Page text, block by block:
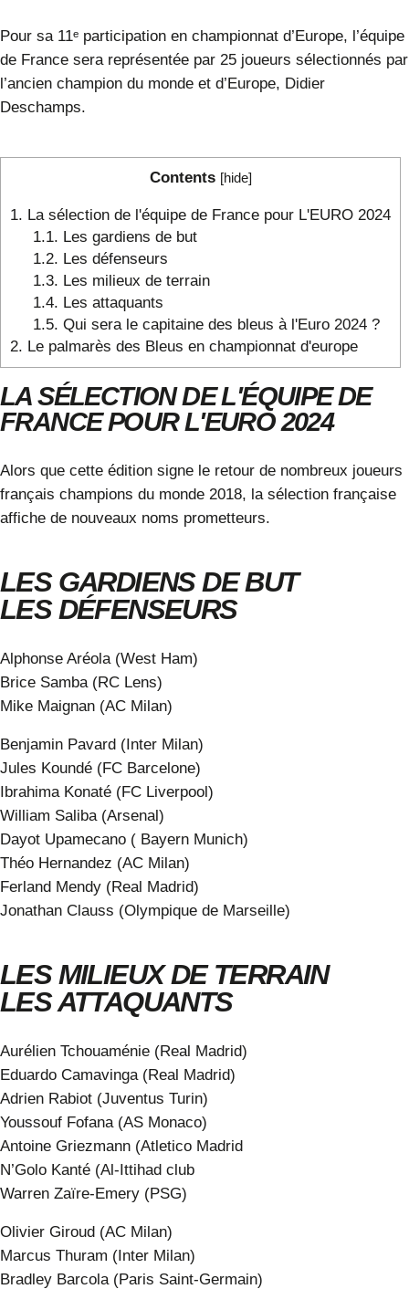
Pour sa 11ᵉ participation en championnat d’Europe, l’équipe
de France sera représentée par 25 joueurs sélectionnés par
l’ancien champion du monde et d’Europe, Didier
Deschamps.
Contents [hide]
1. La sélection de l'équipe de France pour L'EURO 2024
1.1. Les gardiens de but
1.2. Les défenseurs
1.3. Les milieux de terrain
1.4. Les attaquants
1.5. Qui sera le capitaine des bleus à l'Euro 2024 ?
2. Le palmarès des Bleus en championnat d'europe
LA SÉLECTION DE L'ÉQUIPE DE
FRANCE POUR L'EURO 2024
Alors que cette édition signe le retour de nombreux joueurs
français champions du monde 2018, la sélection française
affiche de nouveaux noms prometteurs.
LES GARDIENS DE BUT
LES DÉFENSEURS
Alphonse Aréola (West Ham)
Brice Samba (RC Lens)
Mike Maignan (AC Milan)
Benjamin Pavard (Inter Milan)
Jules Koundé (FC Barcelone)
Ibrahima Konaté (FC Liverpool)
William Saliba (Arsenal)
Dayot Upamecano ( Bayern Munich)
Théo Hernandez (AC Milan)
Ferland Mendy (Real Madrid)
Jonathan Clauss (Olympique de Marseille)
LES MILIEUX DE TERRAIN
LES ATTAQUANTS
Aurélien Tchouaménie (Real Madrid)
Eduardo Camavinga (Real Madrid)
Adrien Rabiot (Juventus Turin)
Youssouf Fofana (AS Monaco)
Antoine Griezmann (Atletico Madrid
N’Golo Kanté (Al-Ittihad club
Warren Zaïre-Emery (PSG)
Olivier Giroud (AC Milan)
Marcus Thuram (Inter Milan)
Bradley Barcola (Paris Saint-Germain)